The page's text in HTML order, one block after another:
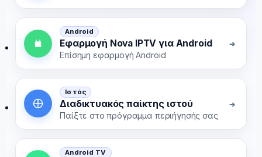
Android
Εφαρμογή Nova IPTV για Android
Επίσημη εφαρμογή Android
Ιστός
Διαδικτυακός παίκτης ιστού
Παίξτε στο πρόγραμμα περιήγησής σας
Android TV